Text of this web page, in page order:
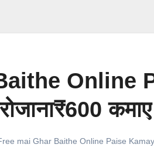
Online
कमाए
mai Ghar Baithe Online Paise